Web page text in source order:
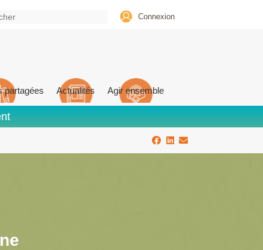
Connexion
partagées Actualités Agir ensemble